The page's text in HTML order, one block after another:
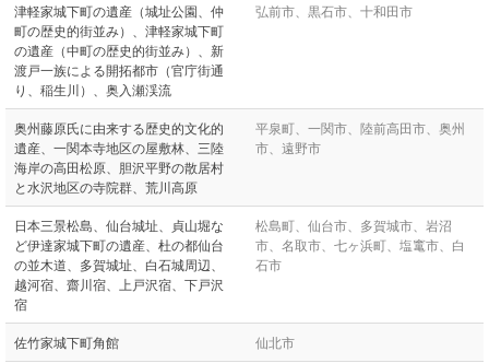
津軽家城下町の遺産（城址公園、仲
町の歴史的街並み）、津軽家城下町
の遺産（中町の歴史的街並み）、新
渡戸一族による開拓都市（官庁街通
り、稲生川）、奥入瀬渓流
弘前市、黒石市、十和田市
奥州藤原氏に由来する歴史的文化的
遺産、一関本寺地区の屋敷林、三陸
海岸の高田松原、胆沢平野の散居村
と水沢地区の寺院群、荒川高原
平泉町、一関市、陸前高田市、奥州
市、遠野市
日本三景松島、仙台城址、貞山堀な
ど伊達家城下町の遺産、杜の都仙台
の並木道、多賀城址、白石城周辺、
越河宿、齋川宿、上戸沢宿、下戸沢
宿
松島町、仙台市、多賀城市、岩沼
市、名取市、七ヶ浜町、塩竃市、白
石市
佐竹家城下町角館 仙北市